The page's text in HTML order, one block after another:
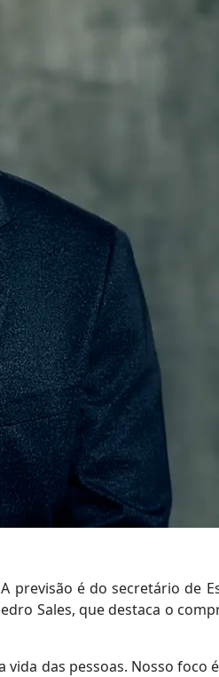
previsão é do secretário de
Sales, que destaca o
das pessoas. Nosso foco